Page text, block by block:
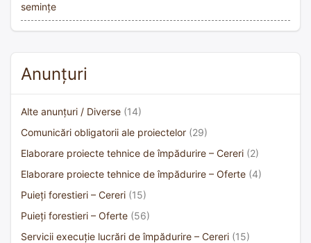
semințe
Anunțuri
Alte anunțuri / Diverse (14)
Comunicări obligatorii ale proiectelor (29)
Elaborare proiecte tehnice de împădurire – Cereri (2)
Elaborare proiecte tehnice de împădurire – Oferte (4)
Puieți forestieri – Cereri (15)
Puieți forestieri – Oferte (56)
Servicii execuție lucrări de împădurire – Cereri (15)